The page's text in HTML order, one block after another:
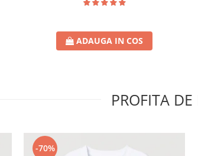
ADAUGA IN COS
PROFITA DE
-70%